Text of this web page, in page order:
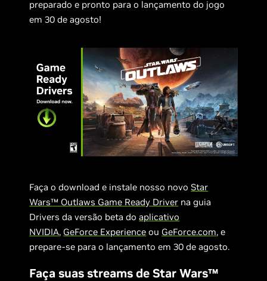
preparado e pronto para o lançamento do jogo
em 30 de agosto!
Faça o download e instale nosso novo Star
Wars™ Outlaws Game Ready Driver na guia
Drivers da versão beta doaplicativo
NVIDIA, GeForce Experience ou GeForce.com, e
prepare-se para o lançamento em 30 de agosto.
Faça suas streams de Star Wars™